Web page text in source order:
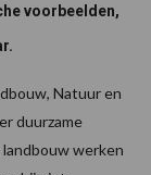
voorbeelden,
Natuur en
duurzame
werken